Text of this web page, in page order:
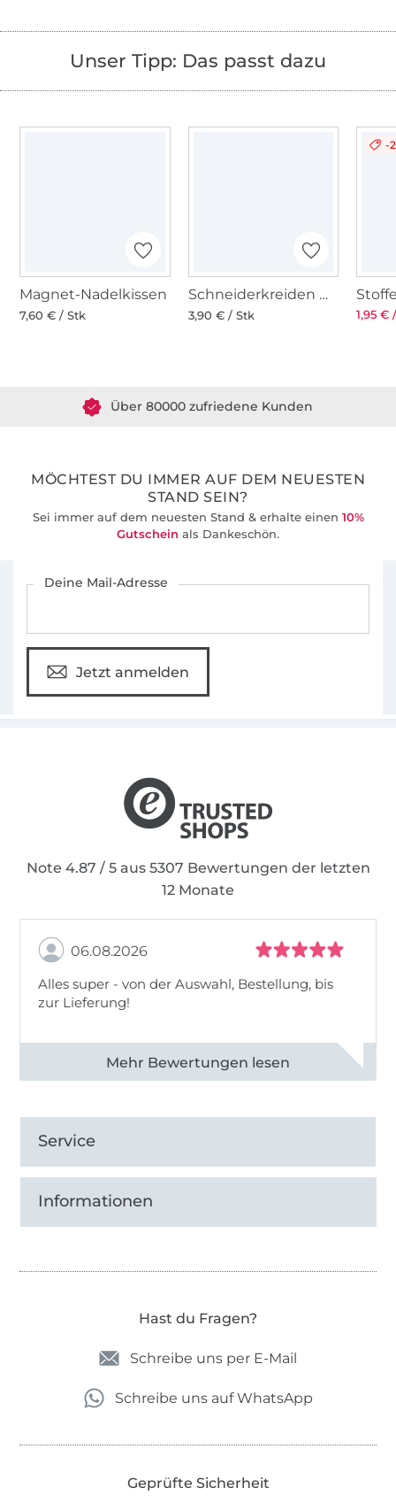
Unser Tipp: Das passt dazu
Magnet-Nadelkissen
7,60 € / Stk
Schneiderkreiden weiss
3,90 € / Stk
-
1,95 €
MÖCHTEST DU IMMER AUF DEM NEUESTEN
STAND SEIN?
Sei immer auf dem neuesten Stand & erhalte einen 10%
Gutschein als Dankeschön.
Deine Mail-Adresse
Jetzt anmelden
Note 4.87 / 5 aus 5307 Bewertungen der letzten
12 Monate
06.08.2026
Alles super - von der Auswahl, Bestellung, bis
zur Lieferung!
Alle 82968 Bewertungen ansehen
Service
Informationen
Hast du Fragen?
Schreibe uns per E-Mail
Schreibe uns auf WhatsApp
Geprüfte Sicherheit